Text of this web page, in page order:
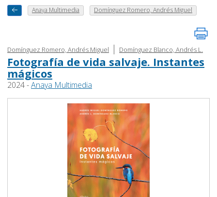
Anaya Multimedia Domínguez Romero, Andrés Miguel
Domínguez Romero, Andrés Miguel | Domínguez Blanco, Andrés L.
Fotografía de vida salvaje. Instantes
mágicos
2024 -Anaya Multimedia